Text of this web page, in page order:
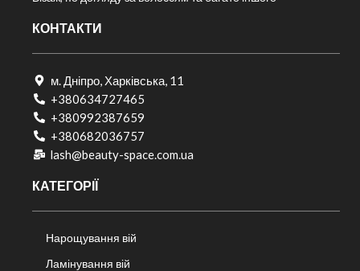
КОНТАКТИ
м. Дніпро, Харківська, 11
+380634727465
+380992387659
+380682036757​
lash@beauty-space.com.ua
КАТЕГОРІЇ
Нарощування вій
Ламінування вій